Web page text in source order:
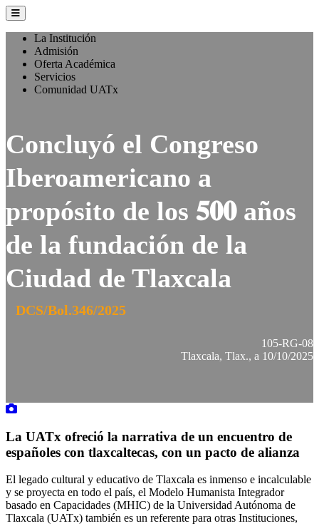
La Institución
Admisión
Oferta Académica
Servicios
Comunidad UATx
Concluyó el Congreso
Iberoamericano a
propósito de los 𝟓𝟎𝟎 años
de la fundación de la
Ciudad de Tlaxcala
DCS/Bol.346/2025
105-RG-08
Tlaxcala, Tlax., a 10/10/2025
La UATx ofreció la narrativa de un encuentro de
españoles con tlaxcaltecas, con un pacto de alianza
El legado cultural y educativo de Tlaxcala es inmenso e incalculable
y se proyecta en todo el país, el Modelo Humanista Integrador
basado en Capacidades (MHIC) de la Universidad Autónoma de
Tlaxcala (UATx) también es un referente para otras Instituciones,